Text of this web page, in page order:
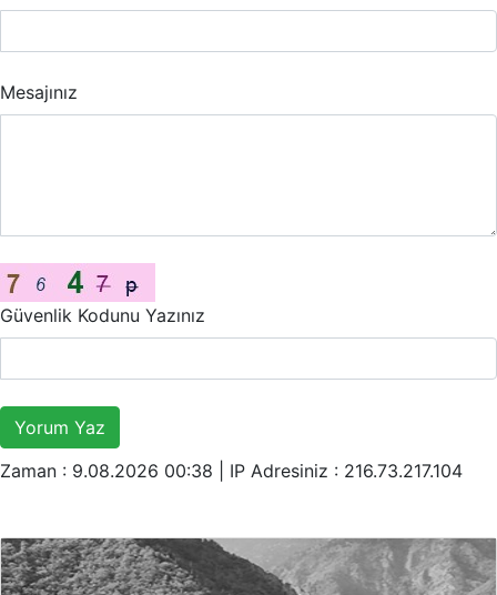
Mesajınız
Güvenlik Kodunu Yazınız
Yorum Yaz
Zaman : 9.08.2026 00:38 | IP Adresiniz : 216.73.217.104